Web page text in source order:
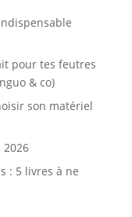
pour tes feutres
& co)
son matériel
2026
: 5 livres à ne